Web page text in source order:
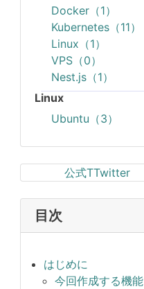
Docker（1）
Kubernetes（11）
Linux（1）
VPS（0）
Nest.js（1）
Linux
Ubuntu（3）
公式TTwitter
目次
はじめに
今回作成する機能